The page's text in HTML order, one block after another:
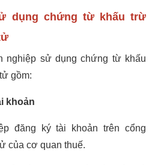
dụng chứng từ khấu trừ
nghiệp sử dụng chứng từ khấu
gồm:
khoản
đăng ký tài khoản trên cổng
của cơ quan thuế.